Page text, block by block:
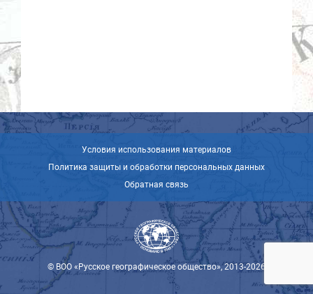
Условия использования материалов
Политика защиты и обработки персональных данных
Обратная связь
© ВОО «Русское географическое общество», 2013-2026